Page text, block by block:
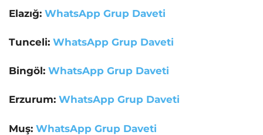
Elazığ: WhatsApp Grup Daveti
Tunceli: WhatsApp Grup Daveti
Bingöl: WhatsApp Grup Daveti
Erzurum: WhatsApp Grup Daveti
Muş: WhatsApp Grup Daveti